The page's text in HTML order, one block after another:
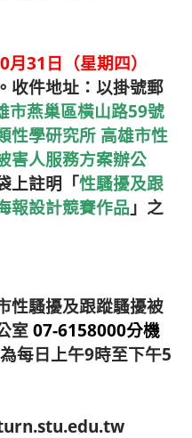
月31日（星期四）
收件地址：以掛號郵
市燕巢區橫山路59號
性學研究所 高雄市性
害人服務方案辦公
上註明「性騷擾及跟
報設計競賽作品 」之
性騷擾及跟蹤騷擾被
室 07-6158000分機
每日上午9時至下午5